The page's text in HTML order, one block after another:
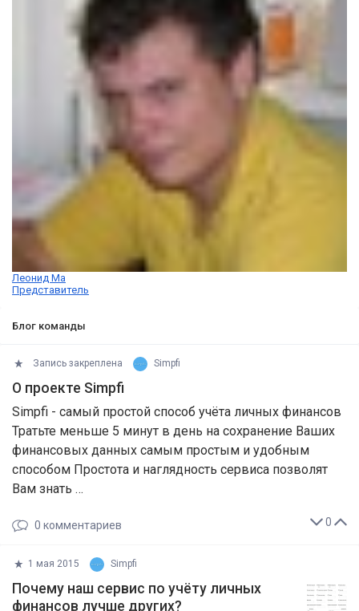
Леонид Ма
Представитель
Блог команды
Запись закреплена Simpfi
О проекте Simpfi
Simpfi - самый простой способ учёта личных финансов
Тратьте меньше 5 минут в день на сохранение Ваших
финансовых данных самым простым и удобным
способом Простота и наглядность сервиса позволят
Вам знать …
0
0 комментариев
1 мая 2015 Simpfi
Почему наш сервис по учёту личных
финансов лучше других?